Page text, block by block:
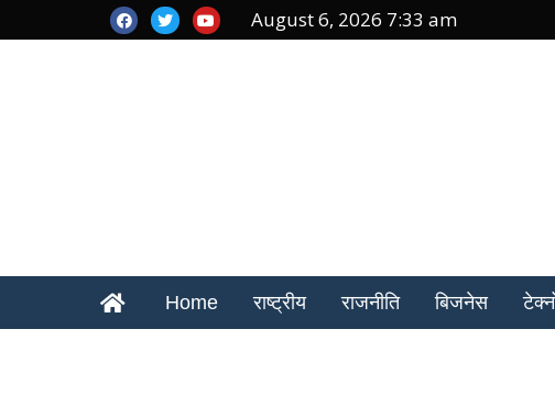
August 6, 2026 7:33 am
Home राष्ट्रीय राजनीति बिजनेस